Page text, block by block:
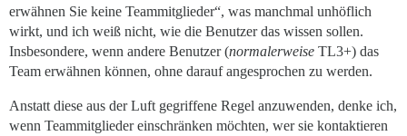
erwähnen Sie keine Teammitglieder“, was manchmal unhöflich
wirkt, und ich weiß nicht, wie die Benutzer das wissen sollen.
Insbesondere, wenn andere Benutzer (normalerweise TL3+) das
Team erwähnen können, ohne darauf angesprochen zu werden.
Anstatt diese aus der Luft gegriffene Regel anzuwenden, denke ich,
wenn Teammitglieder einschränken möchten, wer sie kontaktieren